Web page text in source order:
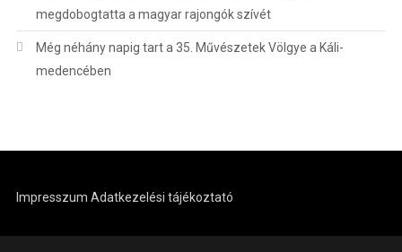
megdobogtatta a magyar rajongók szívét
Még néhány napig tart a 35. Művészetek Völgye a Káli-
medencében
Impresszum Adatkezelési tájékoztató